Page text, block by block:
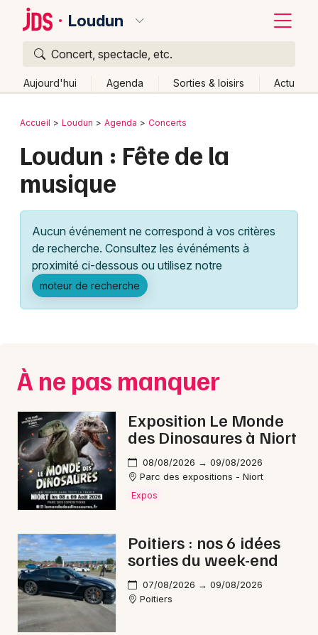
Loudun
Concert, spectacle, etc.
Aujourd'hui Agenda Sorties & loisirs Actu
Publier un événement
Grands événements
Activité & Expérience
Manifestations
Foires & salons
Concerts
Sports
Soirées
Sorties famille
Sorties & loisirs
Fête de la musique dans la Vienne
Fête de la musique en Poitou-Charente
Bordeaux
Colmar
Lille
Lyon
Marseille
Mulhouse
Nice
Paris
Strasbourg
Toulouse
Toutes les villes
Retour
Accueil Loudun Agenda Concerts
Loudun : Fête de la
musique
Aucun événement ne correspond à vos critères
de recherche. Consultez les événéments à
proximité ci-dessous ou utilisez notre
moteur de recherche
À ne pas manquer
Exposition Le Monde
des Dinosaures à Niort
08/08/2026 → 09/08/2026
Parc des expositions - Niort
Expos
Poitiers : nos 6 idées
sorties du week-end
07/08/2026 → 09/08/2026
Poitiers
Quoi ?
Où ?
Partout
Près de moi Changer de lieu
Quand ?
Aujourd'hui
Demain Ce week-end Autre